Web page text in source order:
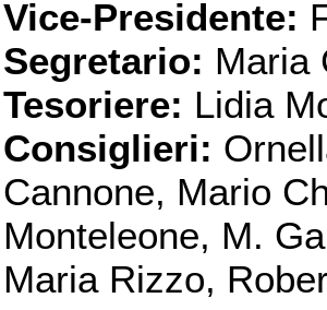
Vice-Presidente:
Segretario: Maria
Tesoriere: Lidia
Consiglieri:
Cannone, Mario
Monteleone, M.
Maria Rizzo,